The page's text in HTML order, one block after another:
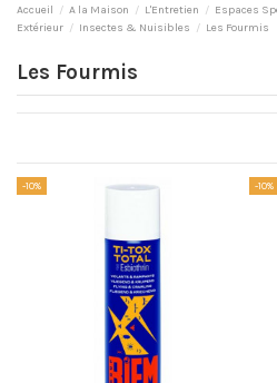
Accueil A la Maison L'Entretien Espaces
Extérieur
Insectes & Nuisibles Les Fourmis
Les Fourmis
-10% -10%